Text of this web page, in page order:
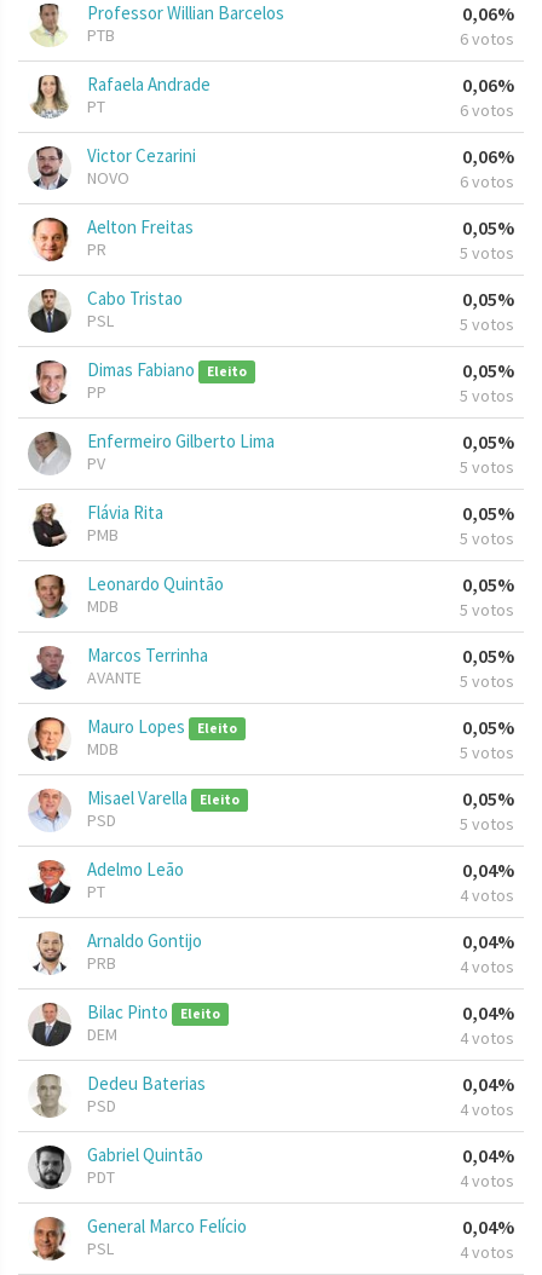
Professor Willian Barcelos
PTB
0,06%
6 votos
Rafaela Andrade
PT
0,06%
6 votos
Victor Cezarini
NOVO
0,06%
6 votos
Aelton Freitas
PR
0,05%
5 votos
Cabo Tristao
PSL
0,05%
5 votos
Dimas Fabiano Eleito
PP
0,05%
5 votos
Enfermeiro Gilberto Lima
PV
0,05%
5 votos
Flávia Rita
PMB
0,05%
5 votos
Leonardo Quintão
MDB
0,05%
5 votos
Marcos Terrinha
AVANTE
0,05%
5 votos
Mauro Lopes Eleito
MDB
0,05%
5 votos
Misael Varella Eleito
PSD
0,05%
5 votos
Adelmo Leão
PT
0,04%
4 votos
Arnaldo Gontijo
PRB
0,04%
4 votos
Bilac Pinto Eleito
DEM
0,04%
4 votos
Dedeu Baterias
PSD
0,04%
4 votos
Gabriel Quintão
PDT
0,04%
4 votos
General Marco Felício
PSL
0,04%
4 votos